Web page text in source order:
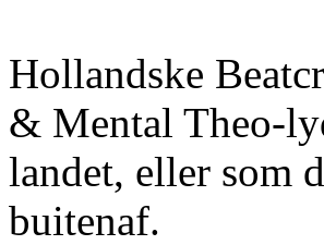
Hollandske
& Mental Theo-
landet, eller som
buitenaf.